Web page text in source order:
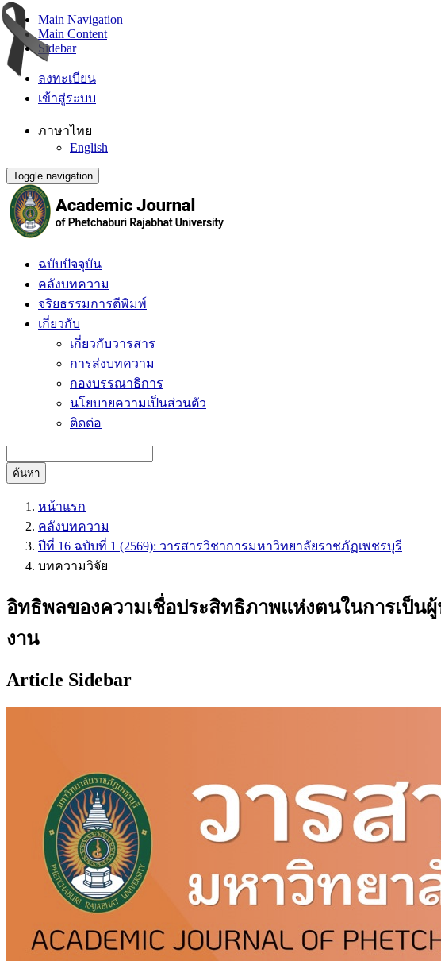
Main Navigation
Main Content
Sidebar
ลงทะเบียน
เข้าสู่ระบบ
ภาษาไทย
English
Toggle navigation
ฉบับปัจจุบัน
คลังบทความ
จริยธรรมการตีพิมพ์
เกี่ยวกับ
เกี่ยวกับวารสาร
การส่งบทความ
กองบรรณาธิการ
นโยบายความเป็นส่วนตัว
ติดต่อ
ค้นหา
หน้าแรก
คลังบทความ
ปีที่ 16 ฉบับที่ 1 (2569): วารสารวิชาการมหาวิทยาลัยราชภัฏเพชรบุรี
บทความวิจัย
อิทธิพลของความเชื่อประสิทธิภาพแห่งตนในการเป็น
งาน
Article Sidebar